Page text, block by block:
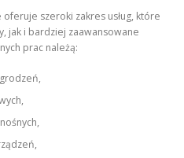
szeroki zakres usług, które
jak i bardziej zaawansowane
prac należą: